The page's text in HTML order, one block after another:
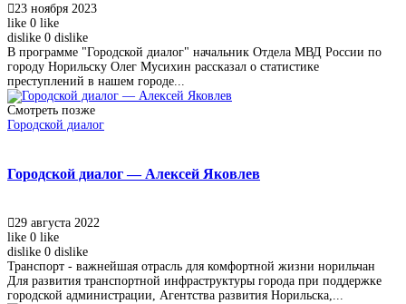
23 ноября 2023
like 0 like
dislike 0 dislike
В программе "Городской диалог" начальник Отдела МВД России по
городу Норильску Олег Мусихин рассказал о статистике
преступлений в нашем городе...
Смотреть позже
Городской диалог
Городской диалог — Алексей Яковлев
29 августа 2022
like 0 like
dislike 0 dislike
Транспорт - важнейшая отрасль для комфортной жизни норильчан
Для развития транспортной инфраструктуры города при поддержке
городской администрации, Агентства развития Норильска,...